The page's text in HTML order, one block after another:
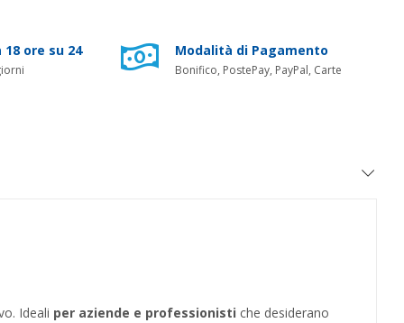
ore su 24 Modalità di Pagamento
Bonifico, PostePay, PayPal, Carte
Ideali per aziende e professionisti che desiderano